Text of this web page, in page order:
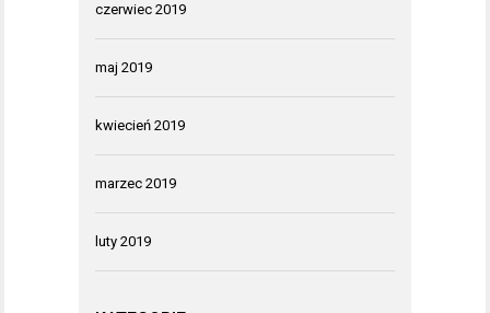
czerwiec 2019
maj 2019
kwiecień 2019
marzec 2019
luty 2019